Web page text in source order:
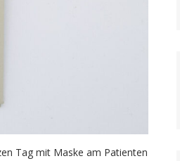
Tag mit Maske am Patienten